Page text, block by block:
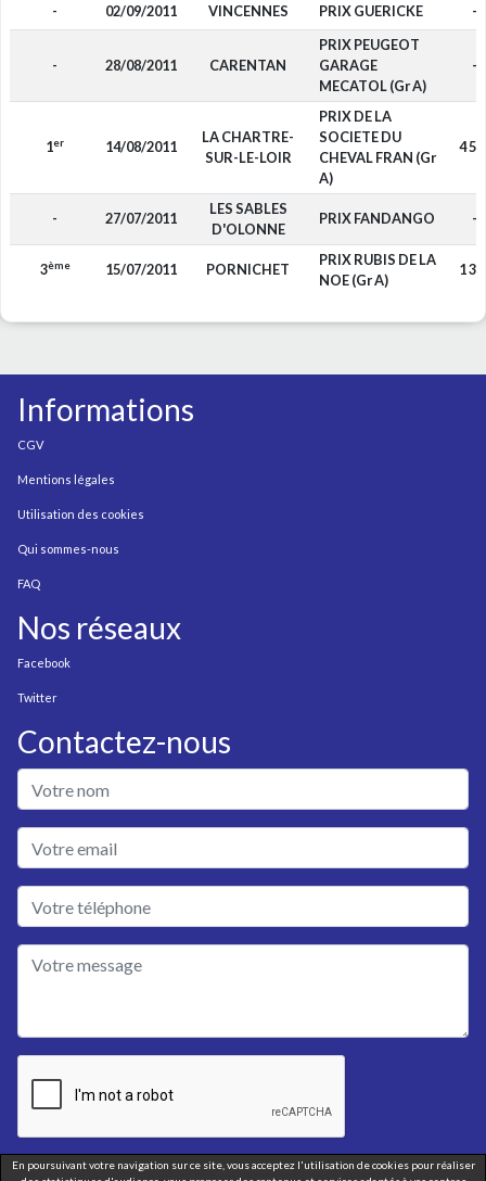
- 02/09/2011 VINCENNES PRIX GUERICKE -
- 28/08/2011 CARENTAN
PRIX PEUGEOT
GARAGE
MECATOL (Gr A)
-
1er 14/08/2011
LA CHARTRE-
SUR-LE-LOIR
PRIX DE LA
SOCIETE DU
CHEVAL FRAN (Gr
A)
4
- 27/07/2011
LES SABLES
D'OLONNE
PRIX FANDANGO -
3ème 15/07/2011 PORNICHET
PRIX RUBIS DE LA
NOE (Gr A)
1
Informations
CGV
Mentions légales
Utilisation des cookies
Qui sommes-nous
FAQ
Nos réseaux
Facebook
Twitter
Contactez-nous
En poursuivant votre navigation sur ce site, vous acceptez l'utilisation de cookies pour réaliser